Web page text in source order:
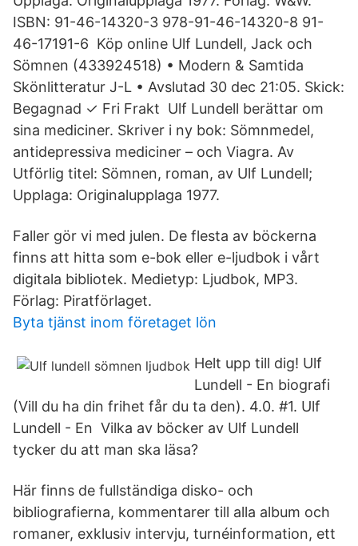
ISBN: 91-46-14320-3 978-91-46-14320-8 91-
46-17191-6 Köp online Ulf Lundell, Jack och
Sömnen (433924518) • Modern & Samtida
Skönlitteratur J-L • Avslutad 30 dec 21:05. Skick:
Begagnad ✓ Fri Frakt Ulf Lundell berättar om
sina mediciner. Skriver i ny bok: Sömnmedel,
antidepressiva mediciner – och Viagra. Av
Utförlig titel: Sömnen, roman, av Ulf Lundell;
Upplaga: Originalupplaga 1977.
Faller gör vi med julen. De flesta av böckerna
finns att hitta som e-bok eller e-ljudbok i vårt
digitala bibliotek. Medietyp: Ljudbok, MP3.
Förlag: Piratförlaget.
Byta tjänst inom företaget lön
Helt upp till dig! Ulf
Lundell - En biografi
(Vill du ha din frihet får du ta den). 4.0. #1. Ulf
Lundell - En Vilka av böcker av Ulf Lundell
tycker du att man ska läsa?
Här finns de fullständiga disko- och
bibliografierna, kommentarer till alla album och
romaner, exklusiv intervju, turnéinformation, ett